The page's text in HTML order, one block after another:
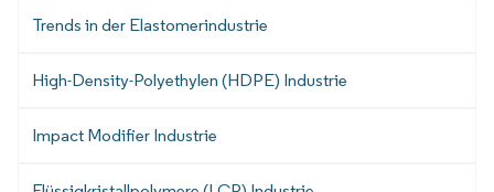
Trends in der Elastomerindustrie
High-Density-Polyethylen (HDPE) Industrie
Impact Modifier Industrie